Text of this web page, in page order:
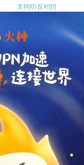
支持[0] 反对[0]
支持[0] 反对
支持
反对 [0]